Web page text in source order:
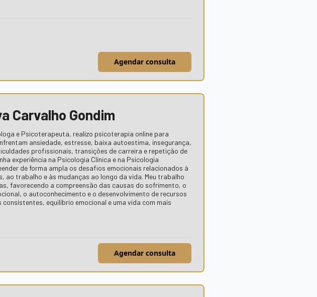
Agendar consulta
Carvalho Gondim
e Psicoterapeuta, realizo psicoterapia online para
ansiedade, estresse, baixa autoestima, insegurança,
profissionais, transições de carreira e repetição de
experiência na Psicologia Clínica e na Psicologia
de forma ampla os desafios emocionais relacionados à
ao trabalho e às mudanças ao longo da vida. Meu trabalho
favorecendo a compreensão das causas do sofrimento, o
o autoconhecimento e o desenvolvimento de recursos
equilíbrio emocional e uma vida com mais
Agendar consulta